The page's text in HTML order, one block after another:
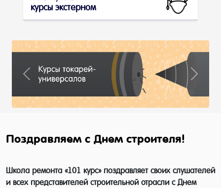
курсы экстерном
Previous Next
Поздравляем с Днем строителя!
Школа ремонта «101 курс» поздравляет своих слушателей
и всех представителей строительной отрасли с Днем